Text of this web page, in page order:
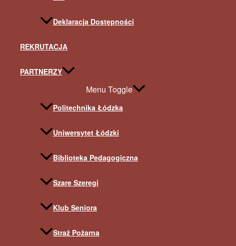
Deklaracja Dostępności
REKRUTACJA
PARTNERZY
Menu Toggle
Politechnika Łódzka
Uniwersytet Łódzki
Biblioteka Pedagogiczna
Szare Szeregi
Klub Seniora
Straż Pożarna